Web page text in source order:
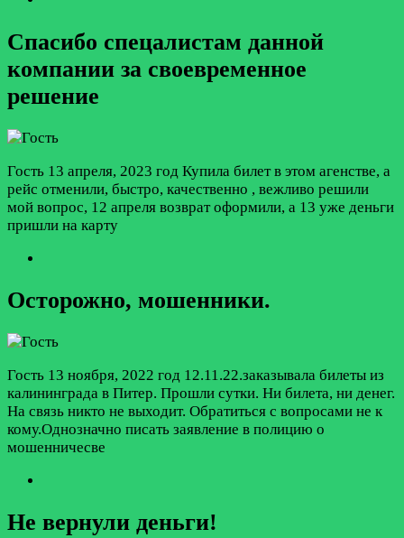
Спасибо спецалистам данной
компании за своевременное
решение
Гость 13 апреля, 2023 год Купила билет в этом агенстве, а
рейс отменили, быстро, качественно , вежливо решили
мой вопрос, 12 апреля возврат оформили, а 13 уже деньги
пришли на карту
Осторожно, мошенники.
Гость 13 ноября, 2022 год 12.11.22.заказывала билеты из
калининграда в Питер. Прошли сутки. Ни билета, ни денег.
На связь никто не выходит. Обратиться с вопросами не к
кому.Однозначно писать заявление в полицию о
мошенничесве
Не вернули деньги!